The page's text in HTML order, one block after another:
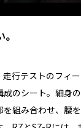
行テストのフィ
のシート。細身
組み合わせ、腰